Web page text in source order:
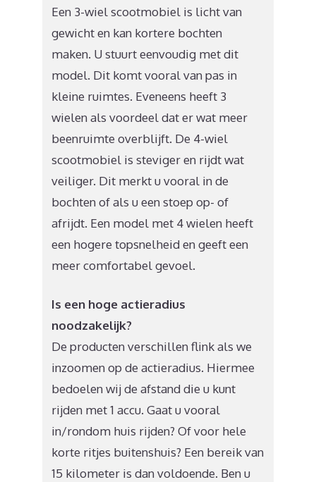
Een 3-wiel scootmobiel is licht van
gewicht en kan kortere bochten
maken. U stuurt eenvoudig met dit
model. Dit komt vooral van pas in
kleine ruimtes. Eveneens heeft 3
wielen als voordeel dat er wat meer
beenruimte overblijft. De 4-wiel
scootmobiel is steviger en rijdt wat
veiliger. Dit merkt u vooral in de
bochten of als u een stoep op- of
afrijdt. Een model met 4 wielen heeft
een hogere topsnelheid en geeft een
meer comfortabel gevoel.
Is een hoge actieradius
noodzakelijk?
De producten verschillen flink als we
inzoomen op de actieradius. Hiermee
bedoelen wij de afstand die u kunt
rijden met 1 accu. Gaat u vooral
in/rondom huis rijden? Of voor hele
korte ritjes buitenshuis? Een bereik van
15 kilometer is dan voldoende. Ben u